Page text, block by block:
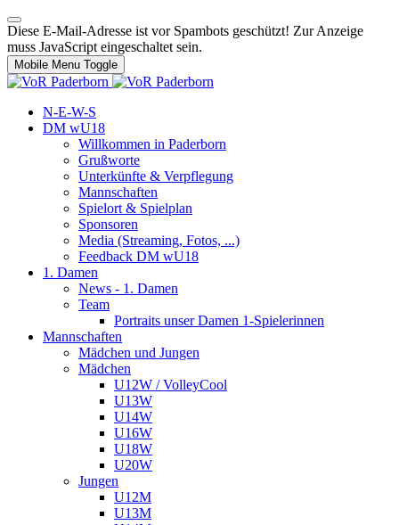
Diese E-Mail-Adresse ist vor Spambots geschützt! Zur Anzeige
muss JavaScript eingeschaltet sein.
Mobile Menu Toggle
N-E-W-S
DM wU18
Willkommen in Paderborn
Grußworte
Unterkünfte & Verpflegung
Mannschaften
Spielort & Spielplan
Sponsoren
Media (Streaming, Fotos, ...)
Feedback DM wU18
1. Damen
News - 1. Damen
Team
Portraits unser Damen 1-Spielerinnen
Mannschaften
Mädchen und Jungen
Mädchen
U12W / VolleyCool
U13W
U14W
U16W
U18W
U20W
Jungen
U12M
U13M